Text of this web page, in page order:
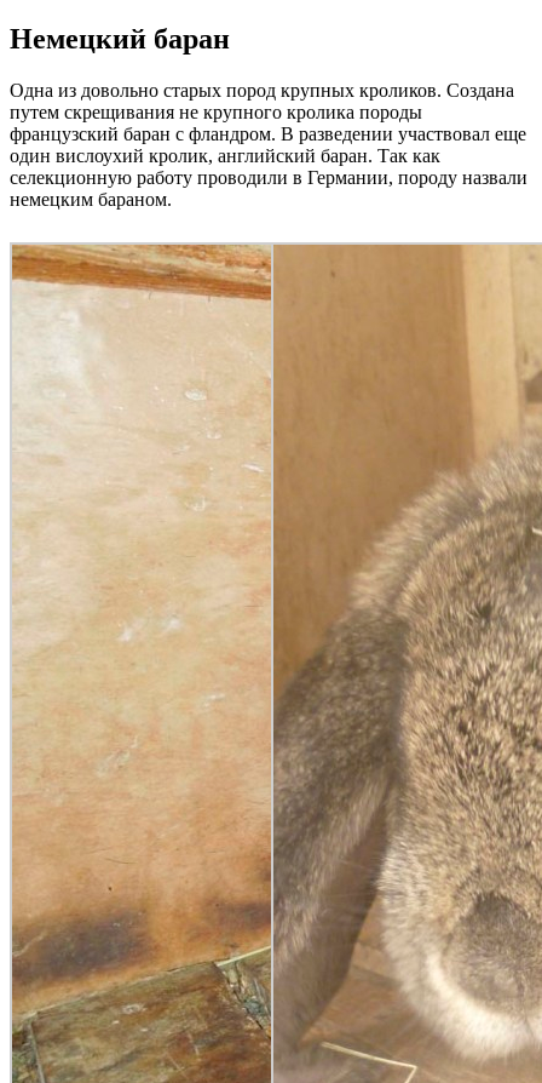
Немецкий баран
Одна из довольно старых пород крупных кроликов. Создана
путем скрещивания не крупного кролика породы
французский баран с фландром. В разведении участвовал еще
один вислоухий кролик, английский баран. Так как
селекционную работу проводили в Германии, породу назвали
немецким бараном.